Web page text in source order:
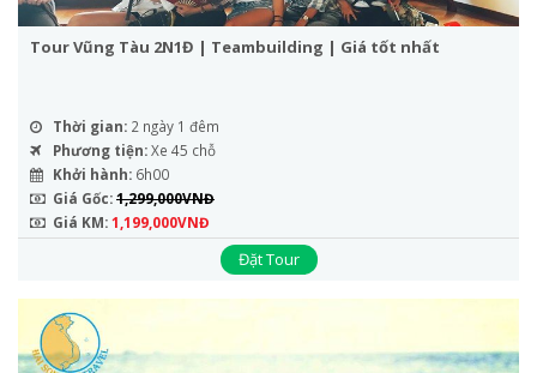
Tour Vũng Tàu 2N1Đ | Teambuilding | Giá tốt nhất
Thời gian: 2 ngày 1 đêm
Phương tiện:Xe 45 chỗ
Khởi hành: 6h00
Giá Gốc:1,299,000VNĐ
Giá KM:1,199,000VNĐ
Đặt Tour